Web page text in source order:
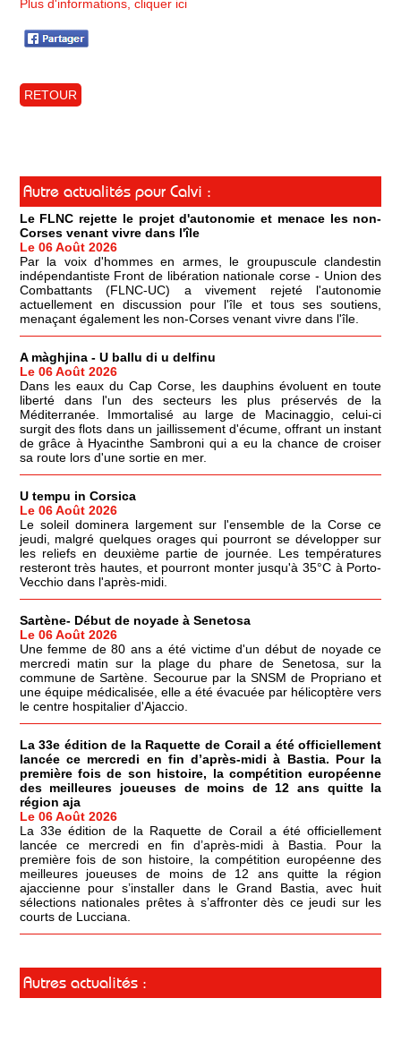
Plus d'informations, cliquer ici
RETOUR
Autre actualités pour Calvi :
Le FLNC rejette le projet d'autonomie et menace les non-
Corses venant vivre dans l'île
Le 06 Août 2026
Par la voix d'hommes en armes, le groupuscule clandestin
indépendantiste Front de libération nationale corse - Union des
Combattants (FLNC-UC) a vivement rejeté l'autonomie
actuellement en discussion pour l'île et tous ses soutiens,
menaçant également les non-Corses venant vivre dans l'île.
A màghjina - U ballu di u delfinu
Le 06 Août 2026
Dans les eaux du Cap Corse, les dauphins évoluent en toute
liberté dans l'un des secteurs les plus préservés de la
Méditerranée. Immortalisé au large de Macinaggio, celui-ci
surgit des flots dans un jaillissement d'écume, offrant un instant
de grâce à Hyacinthe Sambroni qui a eu la chance de croiser
sa route lors d'une sortie en mer.
U tempu in Corsica
Le 06 Août 2026
Le soleil dominera largement sur l'ensemble de la Corse ce
jeudi, malgré quelques orages qui pourront se développer sur
les reliefs en deuxième partie de journée. Les températures
resteront très hautes, et pourront monter jusqu'à 35°C à Porto-
Vecchio dans l'après-midi.
Sartène- Début de noyade à Senetosa
Le 06 Août 2026
Une femme de 80 ans a été victime d'un début de noyade ce
mercredi matin sur la plage du phare de Senetosa, sur la
commune de Sartène. Secourue par la SNSM de Propriano et
une équipe médicalisée, elle a été évacuée par hélicoptère vers
le centre hospitalier d'Ajaccio.
La 33e édition de la Raquette de Corail a été officiellement
lancée ce mercredi en fin d’après-midi à Bastia. Pour la
première fois de son histoire, la compétition européenne
des meilleures joueuses de moins de 12 ans quitte la
région aja
Le 06 Août 2026
La 33e édition de la Raquette de Corail a été officiellement
lancée ce mercredi en fin d’après-midi à Bastia. Pour la
première fois de son histoire, la compétition européenne des
meilleures joueuses de moins de 12 ans quitte la région
ajaccienne pour s’installer dans le Grand Bastia, avec huit
sélections nationales prêtes à s’affronter dès ce jeudi sur les
courts de Lucciana.
Autres actualités :